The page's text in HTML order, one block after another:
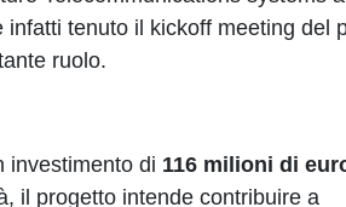
tenuto il kickoff meeting del
ruolo.
investimento di 116 milioni di
il progetto intende contribuire a